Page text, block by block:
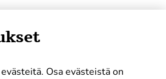
siirryt
palveluun)
Osa evästeistä on